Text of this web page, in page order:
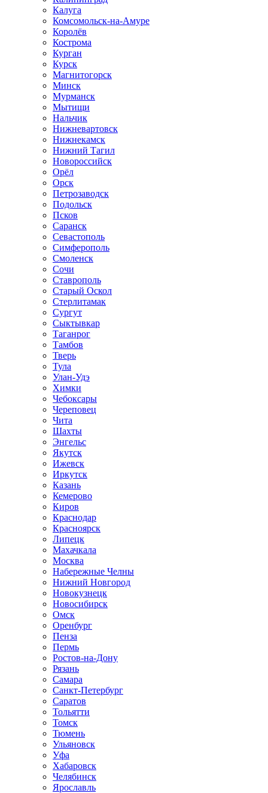
Калуга
Комсомольск-на-Амуре
Королёв
Кострома
Курган
Курск
Магнитогорск
Минск
Мурманск
Мытищи
Нальчик
Нижневартовск
Нижнекамск
Нижний Тагил
Новороссийск
Орёл
Орск
Петрозаводск
Подольск
Псков
Саранск
Севастополь
Симферополь
Смоленск
Сочи
Ставрополь
Старый Оскол
Стерлитамак
Сургут
Сыктывкар
Таганрог
Тамбов
Тверь
Тула
Улан-Удэ
Химки
Чебоксары
Череповец
Чита
Шахты
Энгельс
Якутск
Ижевск
Иркутск
Казань
Кемерово
Киров
Краснодар
Красноярск
Липецк
Махачкала
Москва
Набережные Челны
Нижний Новгород
Новокузнецк
Новосибирск
Омск
Оренбург
Пенза
Пермь
Ростов-на-Дону
Рязань
Самара
Санкт-Петербург
Саратов
Тольятти
Томск
Тюмень
Ульяновск
Уфа
Хабаровск
Челябинск
Ярославль